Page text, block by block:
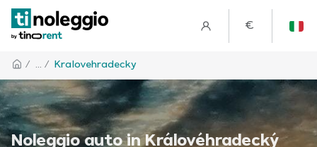
€
/ ... / Kralovehradecky
Noleggio auto in Královéhradecký